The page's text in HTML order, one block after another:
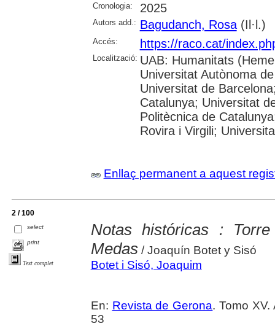
Cronologia: 2025
Autors add.: Bagudanch, Rosa(Il·l.)
Accés: https://raco.cat/
Localització: UAB: Humanitats
Universitat Autònoma
Universitat de
Catalunya; Universitat
Politècnica de
Rovira i Virgili;
Enllaç permanent a aquest
2 / 100
select
print
Text complet
Notas históricas :
Medas/ Joaquín Botet y Sisó
Botet i Sisó, Joaquim
En: Revista de Gerona. Tomo
53